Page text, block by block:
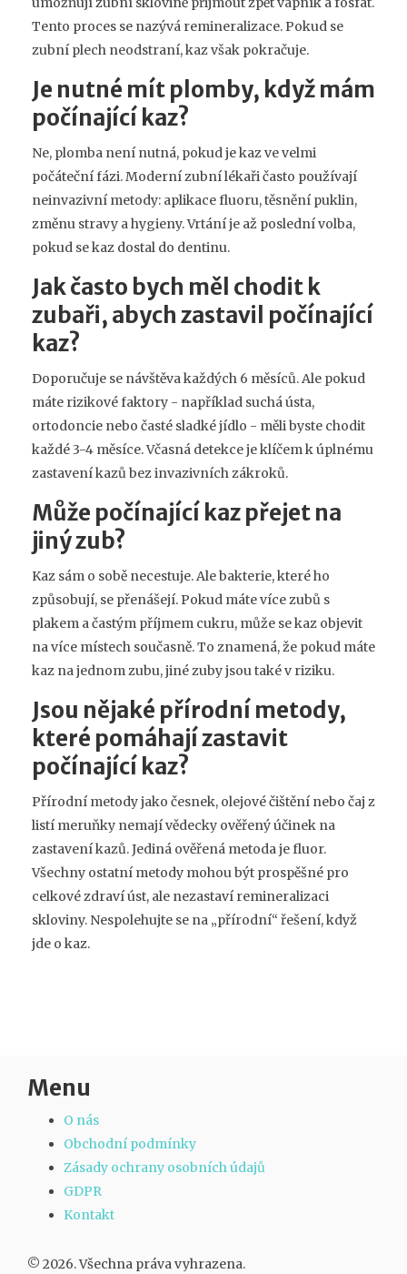
Tento proces se nazývá remineralizace. Pokud se
zubní plech neodstraní, kaz však pokračuje.
Je nutné mít plomby, když mám
počínající kaz?
Ne, plomba není nutná, pokud je kaz ve velmi
počáteční fázi. Moderní zubní lékaři často používají
neinvazivní metody: aplikace fluoru, těsnění puklin,
změnu stravy a hygieny. Vrtání je až poslední volba,
pokud se kaz dostal do dentinu.
Jak často bych měl chodit k
zubaři, abych zastavil počínající
kaz?
Doporučuje se návštěva každých 6 měsíců. Ale pokud
máte rizikové faktory - například suchá ústa,
ortodoncie nebo časté sladké jídlo - měli byste chodit
každé 3-4 měsíce. Včasná detekce je klíčem k úplnému
zastavení kazů bez invazivních zákroků.
Může počínající kaz přejet na
jiný zub?
Kaz sám o sobě necestuje. Ale bakterie, které ho
způsobují, se přenášejí. Pokud máte více zubů s
plakem a častým příjmem cukru, může se kaz objevit
na více místech současně. To znamená, že pokud máte
kaz na jednom zubu, jiné zuby jsou také v riziku.
Jsou nějaké přírodní metody,
které pomáhají zastavit
počínající kaz?
Přírodní metody jako česnek, olejové čištění nebo čaj z
listí meruňky nemají vědecky ověřený účinek na
zastavení kazů. Jediná ověřená metoda je fluor.
Všechny ostatní metody mohou být prospěšné pro
celkové zdraví úst, ale nezastaví remineralizaci
skloviny. Nespolehujte se na „přírodní“ řešení, když
jde o kaz.
Menu
O nás
Obchodní podmínky
Zásady ochrany osobních údajů
GDPR
Kontakt
© 2026. Všechna práva vyhrazena.